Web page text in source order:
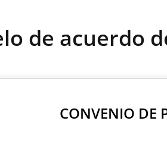
de acuerdo
CONVENIO DE